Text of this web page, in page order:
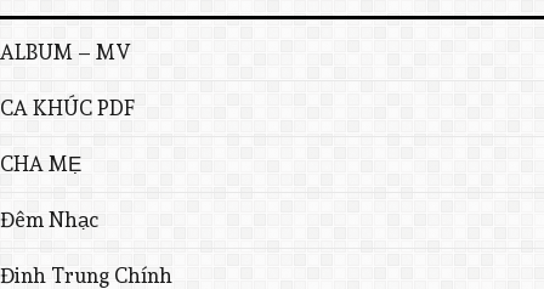
ALBUM – MV
CA KHÚC PDF
CHA MẸ
Đêm Nhạc
Đinh Trung Chính